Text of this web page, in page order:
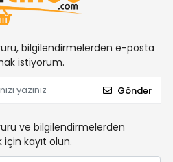
bilgilendirmelerden e-posta
istiyorum.
Gönder
ve bilgilendirmelerden
kayıt olun.